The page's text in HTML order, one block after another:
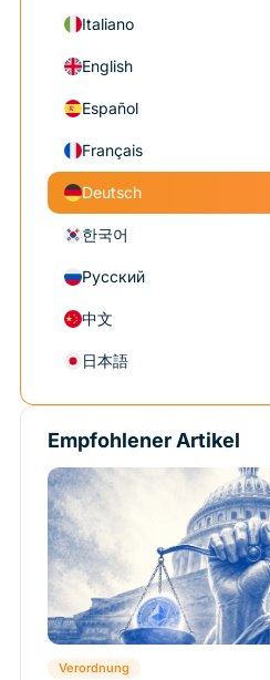
Italiano
English
Español
Français
Deutsch
한국어
Русский
中文
日本語
Empfohlener Artikel
Verordnung